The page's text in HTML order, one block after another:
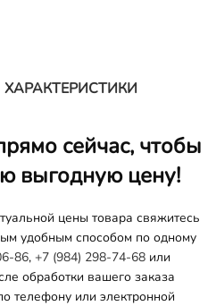
ХАРАКТЕРИСТИКИ
сейчас, чтобы
выгодную цену!
цены товара свяжитесь
удобным способом по одному
86, +7 (984) 298-74-68 или
обработки вашего заказа
телефону или электронной